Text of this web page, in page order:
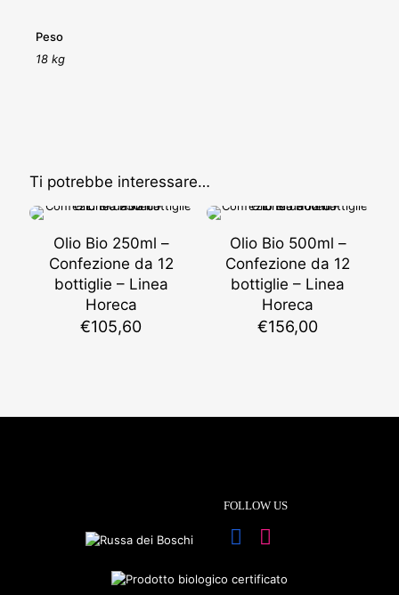
Peso
18 kg
Ti potrebbe interessare…
Olio Bio 250ml –
Confezione da 12
bottiglie – Linea
Horeca
€105,60
Olio Bio 500ml –
Confezione da 12
bottiglie – Linea
Horeca
€156,00
FOLLOW US